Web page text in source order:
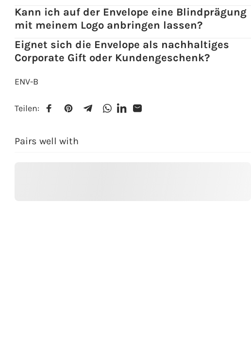
Kann ich auf der Envelope eine Blindprägung
mit meinem Logo anbringen lassen?
Eignet sich die Envelope als nachhaltiges
Corporate Gift oder Kundengeschenk?
ENV-B
Teilen: Auf Facebook teilen
Auf Pinterest pinnen
Auf Telegram teilen
Auf WhatsApp teilen
Per E-Mail teilen
Pairs well with